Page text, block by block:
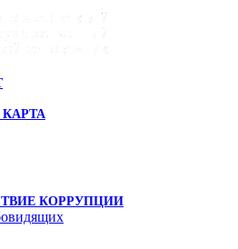
КОРРУПЦИИ